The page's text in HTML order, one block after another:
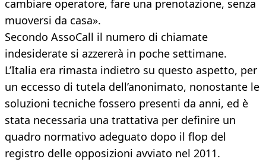
cambiare operatore, fare una prenotazione, senza
muoversi da casa».
Secondo AssoCall il numero di chiamate
indesiderate si azzererà in poche settimane.
L’Italia era rimasta indietro su questo aspetto, per
un eccesso di tutela dell’anonimato, nonostante le
soluzioni tecniche fossero presenti da anni, ed è
stata necessaria una trattativa per definire un
quadro normativo adeguato dopo il flop del
registro delle opposizioni avviato nel 2011.